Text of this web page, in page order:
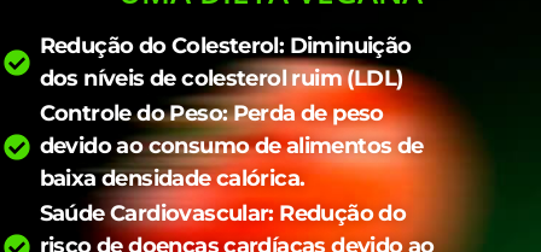
Redução do Colesterol: Diminuição
dos níveis de colesterol ruim (LDL)
Controle do Peso: Perda de peso
devido ao consumo de alimentos de
baixa densidade calórica.
Saúde Cardiovascular: Redução do
risco de doenças cardíacas devido ao